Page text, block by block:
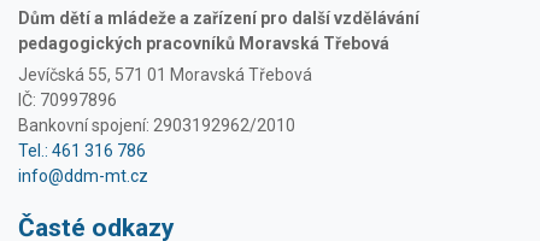
Dům dětí a mládeže a zařízení pro další vzdělávání
pedagogických pracovníků Moravská Třebová
Jevíčská 55, 571 01 Moravská Třebová
IČ: 70997896
Bankovní spojení: 2903192962/2010
Tel.: 461 316 786
info@ddm-mt.cz
Časté odkazy